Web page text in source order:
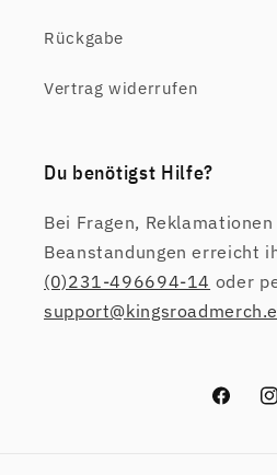
Rückgabe
Vertrag widerrufen
Du benötigst Hilfe?
Bei Fragen, Reklamationen
Beanstandungen erreicht
(0)231-496694-14 oder
Facebook